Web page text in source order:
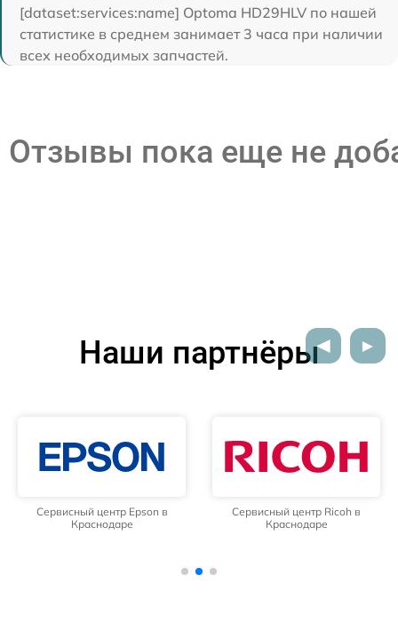
[dataset:services:name] Optoma HD29HLV по нашей
статистике в среднем занимает 3 часа при наличии
всех необходимых запчастей.
Отзывы пока еще не
Наши партнёры
Сервисный центр Epson в
Краснодаре
Сервисный центр Ricoh в
Краснодаре